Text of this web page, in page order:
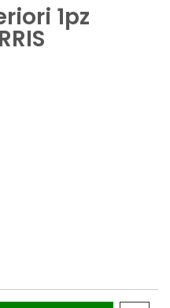
1pz